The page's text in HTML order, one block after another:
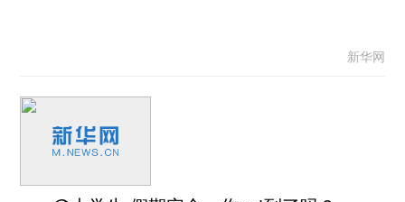
新华网